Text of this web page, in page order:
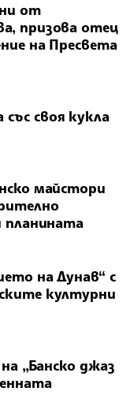
от
призова отец
на Пресвета
своя кукла
майстори
планината
на Дунав“ с
културни
„Банско джаз